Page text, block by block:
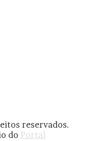
reservados.
do Portal